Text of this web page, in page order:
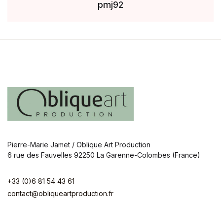
pmj92
Pierre-Marie Jamet / Oblique Art Production
6 rue des Fauvelles 92250 La Garenne-Colombes (France)
+33 (0)6 81 54 43 61
contact@obliqueartproduction.fr